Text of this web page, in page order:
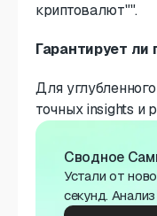
криптовалют"".
Гарантирует ли
Для
точных insights и
Сводное
Устали от
секунд.